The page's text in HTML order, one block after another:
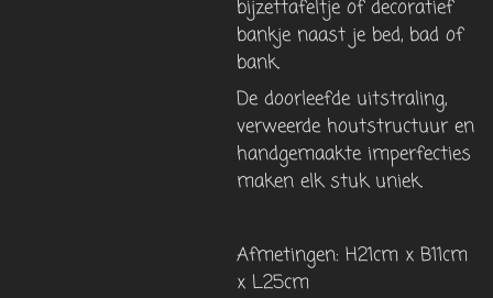
bijzettafeltje of decoratief
bankje naast je bed, bad of
bank.
De doorleefde uitstraling,
verweerde houtstructuur en
handgemaakte imperfecties
maken elk stuk uniek.
Afmetingen: H21cm x B11cm
x L25cm